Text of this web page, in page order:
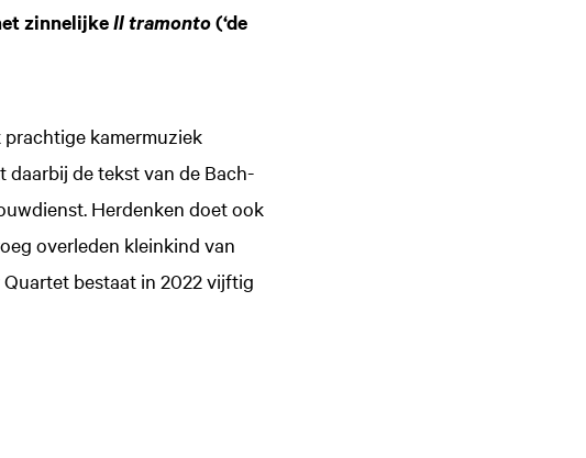
zinnelijke Il tramonto (‘de
kamermuziek
daarbij de tekst van de Bach-
Herdenken doet ook
overleden kleinkind van
bestaat in 2022 vijftig